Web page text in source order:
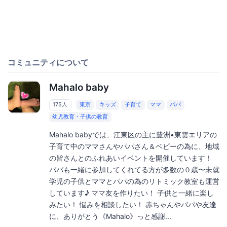
コミュニティについて
Mahalo baby
175人 東京 キッズ 子育て ママ
パパ
幼児教育・子供の教育
Mahalo babyでは、江東区の主に豊洲•東雲エリアの
子育て中のママさんやパパさん＆ベビーの為に、地域
の皆さんとのふれあいイベントを開催しています！
パパも一緒に参加してくれてる方が多数の０歳〜未就
学児の子供とママとパパの為のリトミック教室も運営
しています♪ ママ友を作りたい！ 子供と一緒に楽し
みたい！ 悩みを相談したい！ 赤ちゃんやパパや友達
に、ありがとう《Mahalo》っと感謝...